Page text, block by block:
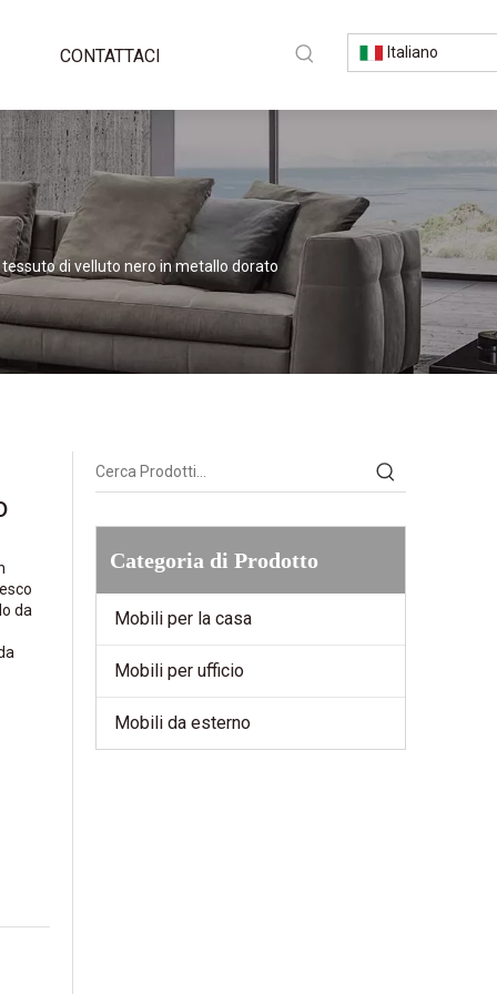
CONTATTACI Italiano
di velluto nero in metallo dorato
da
Categoria di Prodotto
Mobili per la casa
Mobili per ufficio
Mobili da esterno